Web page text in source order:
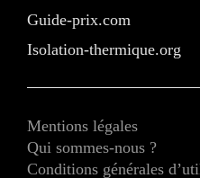
Guide-prix.com
Isolation-thermique.org
Mentions légales
Qui sommes-nous ?
Conditions générales